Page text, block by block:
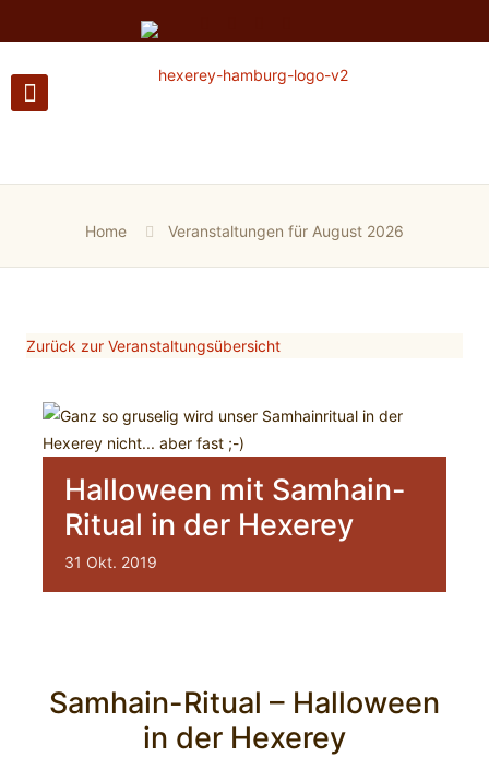
Home Veranstaltungen für August 2026
Zurück zur Veranstaltungsübersicht
Halloween mit Samhain-
Ritual in der Hexerey
31 Okt. 2019
Samhain-Ritual – Halloween
in der Hexerey